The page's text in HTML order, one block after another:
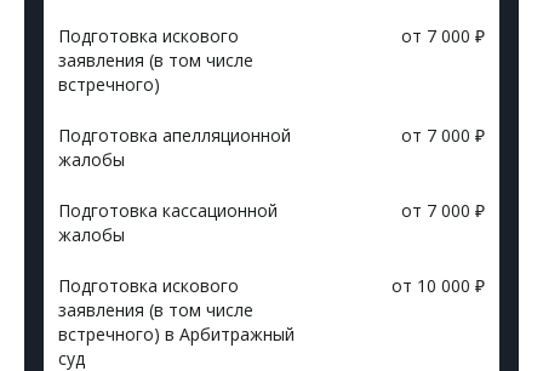
Подготовка искового
заявления (в том числе
встречного)
от 7 000 ₽
Подготовка апелляционной
жалобы
от 7 000 ₽
Подготовка кассационной
жалобы
от 7 000 ₽
Подготовка искового
заявления (в том числе
встречного) в Арбитражный
суд
от 10 000 ₽